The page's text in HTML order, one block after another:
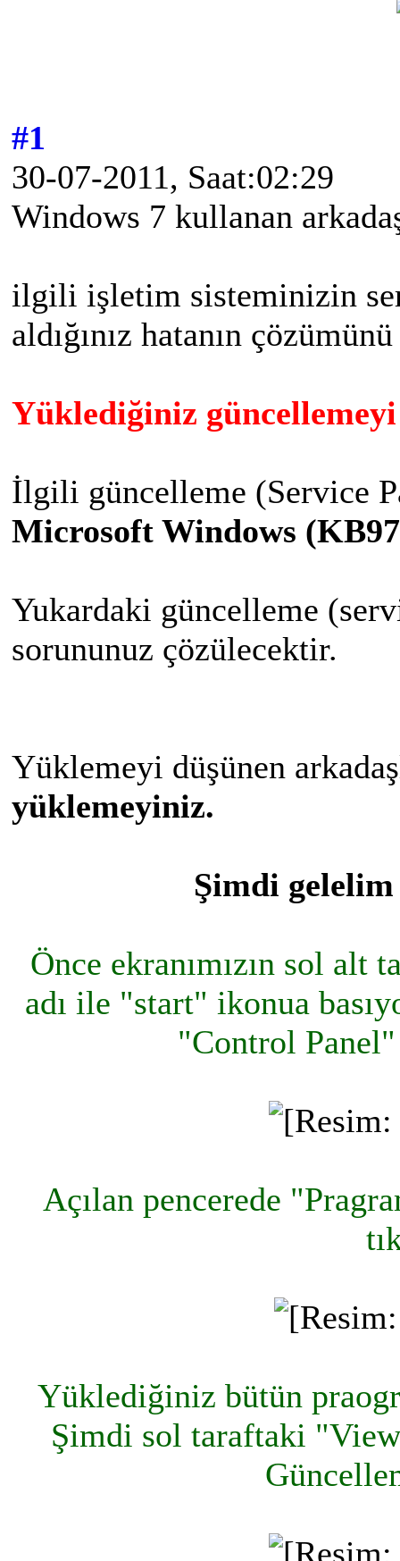
#1
30-07-2011, Saat:02:29
Windows 7 kullanan
ilgili işletim sisteminizin
aldığınız hatanın
Yüklediğiniz güncellemeyi
İlgili güncelleme (Service
Microsoft Windows
Yukardaki güncelleme
sorununuz çözülecektir.
Yüklemeyi düşünen
yüklemeyiniz.
Şimdi
Önce ekranımızın sol alt
adı ile "start" ikonua
"Control Panel"
Açılan pencerede
Yüklediğiniz bütün
Şimdi sol taraftaki